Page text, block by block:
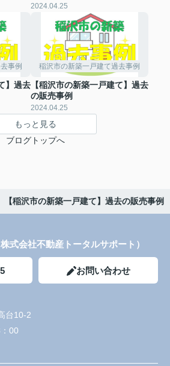
2024.04.25
事例
】過去
稲沢市の新築一戸建て過去事例
【稲沢市の新築一戸建て】過去
の販売事例
2024.04.25
もっと見る
ブログトップへ
【稲沢市の新築一戸建て】過去の販売事例
式会社不動産トータルサポート）
お問い合わせ
台10-2
00